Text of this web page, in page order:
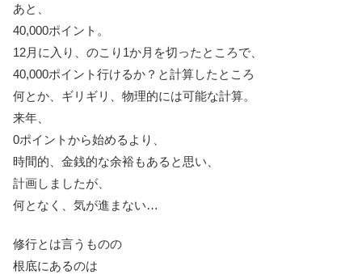
あと、
40,000ポイント。
12月に入り、のこり1か月を切ったところで、
40,000ポイント行けるか？と計算したところ
何とか、ギリギリ、物理的には可能な計算。
来年、
0ポイントから始めるより、
時間的、金銭的な余裕もあると思い、
計画しましたが、
何となく、気が進まない…
修行とは言うものの
根底にあるのは